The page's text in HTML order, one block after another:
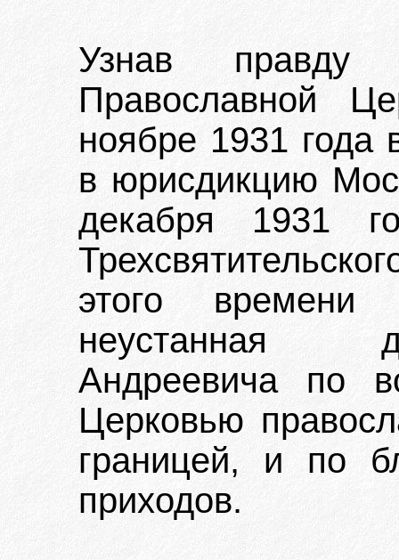
Узнав правду
Православной
ноябре 1931 года
в юрисдикцию
декабря 1931
этого времени
неустанная
Андреевича по
Церковью
границей, и по
приходов.